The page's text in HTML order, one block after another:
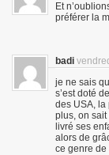
Et
préférer la
badi
je ne sais
s’est doté
des USA, la
plus, on
livré ses
alors de
ce genre de